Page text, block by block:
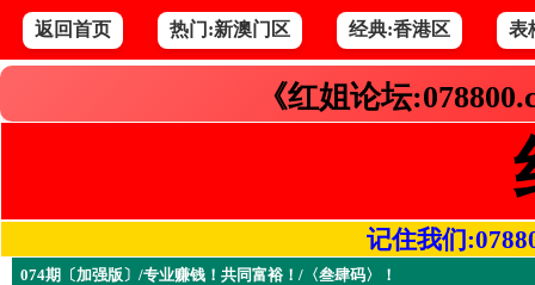
返回首页 热门:新澳门区 经典:香港区 表
《红姐论坛
记住我们
074期〔加强版〕/专业赚钱！共同富裕！/〈叁肆码〉！